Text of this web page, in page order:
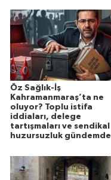
Öz Sağlık-İş
Kahramanmaraş’ta ne
oluyor? Toplu istifa
iddiaları, delege
tartışmaları ve sendikal
huzursuzluk gündemde